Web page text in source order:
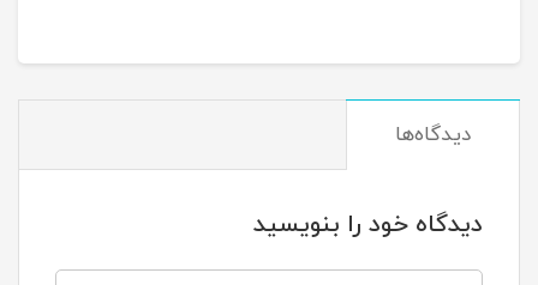
دیدگاه‌ها
دیدگاه خود را بنویسید